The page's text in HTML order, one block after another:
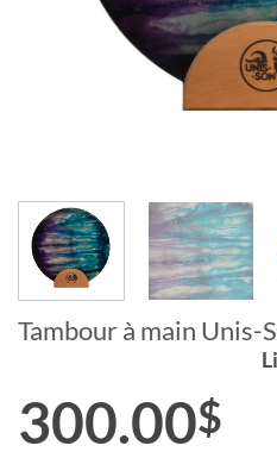
Tambour à main Unis-
300.00$